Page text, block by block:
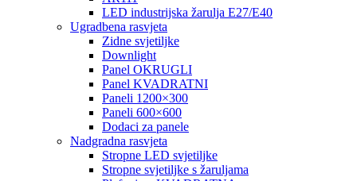
LED industrijska žarulja E27/E40
Ugradbena rasvjeta
Zidne svjetiljke
Downlight
Panel OKRUGLI
Panel KVADRATNI
Paneli 1200×300
Paneli 600×600
Dodaci za panele
Nadgradna rasvjeta
Stropne LED svjetiljke
Stropne svjetiljke s žaruljama